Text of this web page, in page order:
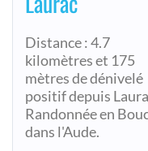
Distance : 4.7
kilomètres et 175
mètres de dénivelé
positif depuis
Randonnée en
dans l'Aude.